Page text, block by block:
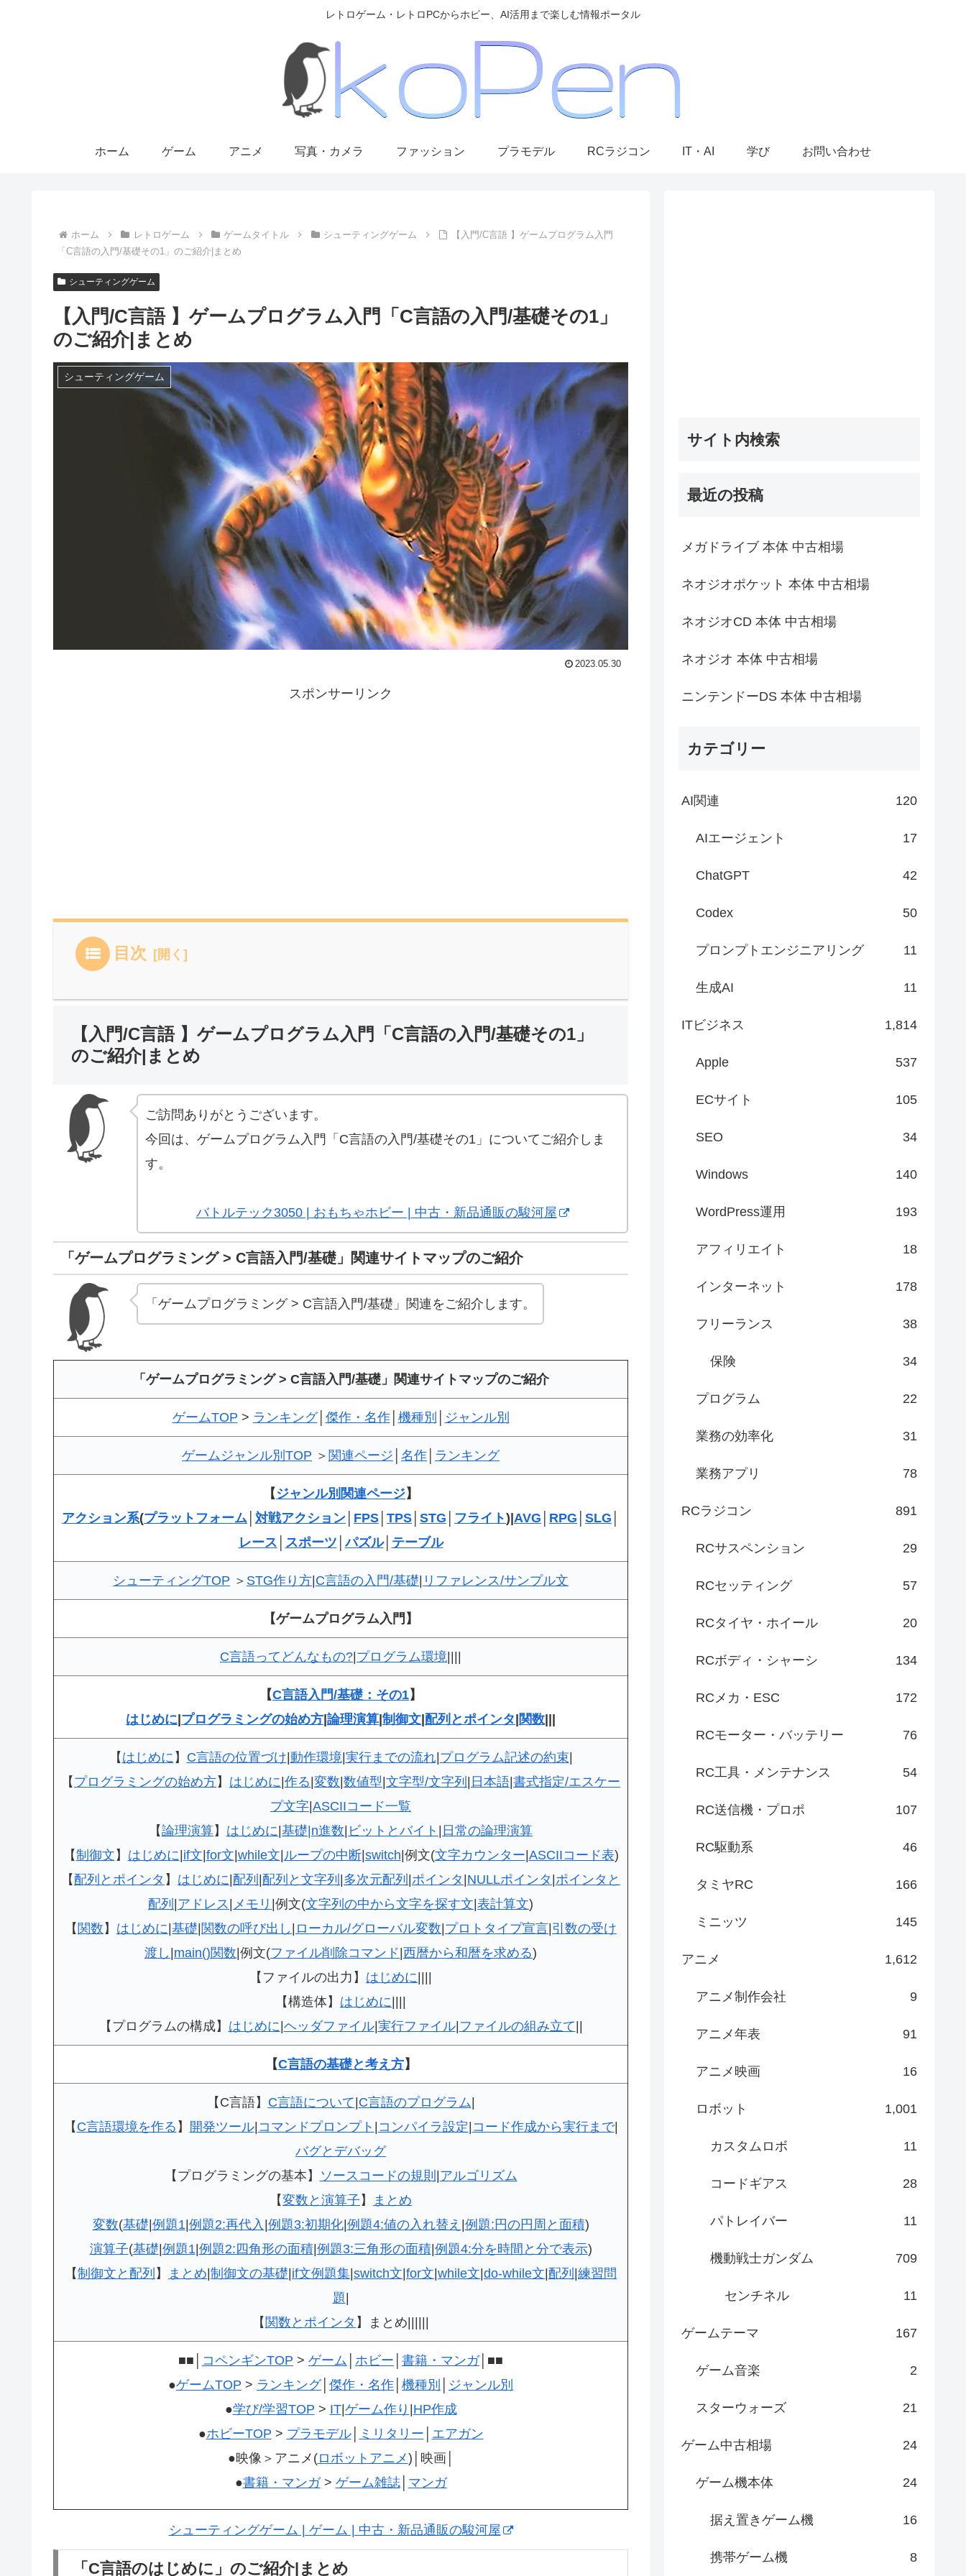
レトロゲーム・レトロPCからホビー、AI活用まで楽しむ情報ポータル
ホーム ゲーム アニメ 写真・カメラ ファッション プラモデル RCラジコン IT・AI 学び お問い合わせ
ホーム レトロゲーム ゲームタイトル シューティングゲーム
【入門/C言語 】ゲームプログラム入門
「C言語の入門/基礎その1」のご紹介|まとめ
シューティングゲーム
【入門/C言語 】ゲームプログラム入門「C言語の入門/基礎その1」
のご紹介|まとめ
シューティングゲーム
2023.05.30
スポンサーリンク
目次
【入門/C言語 】ゲームプログラム入門「C言語の入門/基礎その1」
のご紹介|まとめ
ご訪問ありがとうございます。
今回は、ゲームプログラム入門「C言語の入門/基礎その1」についてご紹介しま
す。
バトルテック3050 | おもちゃホビー | 中古・新品通販の駿河屋
「ゲームプログラミング > C言語入門/基礎」関連サイトマップのご紹介
「ゲームプログラミング > C言語入門/基礎」関連をご紹介します。
「ゲームプログラミング > C言語入門/基礎」関連サイトマップのご紹介
ゲームTOP > ランキング│ 傑作・名作│ 機種別 ジャンル別
ゲームジャンル別TOP ＞ 関連ページ 名作 ランキング
【 ジャンル別関連ページ】
アクション系(プラットフォーム 対戦アクション FPS TPS STG フライト)|AVG RPG SLG
レース
スポーツ │パズル│ テーブル
シューティングTOP ＞ STG作り方|C言語の入門/基礎| リファレンス/サンプル文
【ゲームプログラム入門】
C言語ってどんなもの?|プログラム環境||||
【C言語入門/基礎：その1】
はじめに|プログラミングの始め方|論理演算|制御文|配列とポインタ|関数|||
【 はじめに 】 C言語の位置づけ|動作環境|実行までの流れ|プログラム記述の約束|
【 プログラミングの始め方】 はじめに|作る|変数|数値型|文字型/文字列 | 日本語|書式指定/エスケー
プ文字|ASCIIコード一覧
【論理演算】 はじめに|基礎|n進数| ビットとバイト | 日常の論理演算
【制御文 】 はじめに|if文|for文|while文| ループの中断|switch|例文(文字カウンター|ASCIIコード表)
【配列とポインタ 】 はじめに|配列 |配列と文字列 |多次元配列 |ポインタ |NULLポインタ |ポインタと
配列 |アドレス | メモリ |例文(文字列の中から文字を探す文|表計算文)
【 関数 】 はじめに|基礎| 関数の呼び出し | ローカル/グローバル変数|プロトタイプ宣言|引数の受け
渡し |main()関数|例文(ファイル削除コマンド|西暦から和暦を求める)
【ファイルの出力】 はじめに||||
【構造体】 はじめに||||
【プログラムの構成】 はじめに|ヘッダファイル|実行ファイル| ファイルの組み立て||
【C言語の基礎と考え方】
【C言語】 C言語について|C言語のプログラム|
【 C言語環境を作る 】 開発ツール| コマンドプロンプト | コンパイラ設定| コード作成から実行まで|
バグとデバッグ
【プログラミングの基本】
ソースコードの規則 |アルゴリズム
【変数と演算子 】
まとめ
変数(基礎|例題1|例題2:再代入 |例題3:初期化|例題4:値の入れ替え |例題:円の円周と面積)
演算子(基礎|例題1|例題2:四角形の面積|例題3:三角形の面積|例題4:分を時間と分で表示)
【制御文と配列 】 まとめ|制御文の基礎|if文例題集|switch文|for文|while文|do-while文|配列 |練習問
題|
【 関数とポインタ 】まとめ||||||
■■│ コペンギンTOP > ゲーム ホビー 書籍・マンガ│■■
●ゲームTOP > ランキング│ 傑作・名作 機種別
ジャンル別
●学び/学習TOP > IT|ゲーム作り |HP作成
●ホビーTOP > プラモデル│ ミリタリー
エアガン
●映像＞アニメ(ロボットアニメ)│映画│
●書籍・マンガ> ゲーム雑誌│ マンガ
シューティングゲーム | ゲーム | 中古・新品通販の駿河屋
「C言語のはじめに」のご紹介|まとめ
サイト内検索
最近の投稿
メガドライブ 本体 中古相場
ネオジオポケット 本体 中古相場
ネオジオCD 本体 中古相場
ネオジオ 本体 中古相場
ニンテンドーDS 本体 中古相場
カテゴリー
AI関連 120
AIエージェント 17
ChatGPT 42
Codex 50
プロンプトエンジニアリング 11
生成AI 11
ITビジネス 1,814
Apple 537
ECサイト 105
SEO 34
Windows 140
WordPress運用 193
アフィリエイト 18
インターネット 178
フリーランス 38
保険 34
プログラム 22
業務の効率化 31
業務アプリ 78
RCラジコン 891
RCサスペンション 29
RCセッティング 57
RCタイヤ・ホイール 20
RCボディ・シャーシ 134
RCメカ・ESC 172
RCモーター・バッテリー 76
RC工具・メンテナンス 54
RC送信機・プロポ 107
RC駆動系 46
タミヤRC 166
ミニッツ 145
アニメ 1,612
アニメ制作会社 9
アニメ年表 91
アニメ映画 16
ロボット 1,001
カスタムロボ 11
コードギアス 28
パトレイバー 11
機動戦士ガンダム 709
センチネル 11
ゲームテーマ 167
ゲーム音楽 2
スターウォーズ 21
ゲーム中古相場 24
ゲーム機本体 24
据え置きゲーム機 16
携帯ゲーム機 8